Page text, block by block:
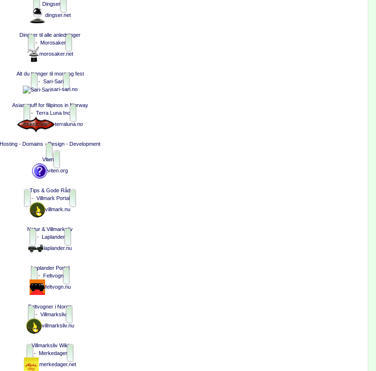
Dingser
dingser.net
Dingser til alle anledninger
- Morosaker
morosaker.net
Alt du trenger til moro og fest
- Sari-Sari
sari-sari.no
Asian stuff for filipinos in Norway
- Terra Luna Inc
terraluna.no
Hosting - Domains - Design - Development
Viten
viten.org
Tips & Gode Råd
- Villmark Portal
villmark.nu
Natur & Villmarksliv
-
Laplander
laplander.nu
Laplander Portal
-
Feltvogn
feltvogn.nu
Feltvogner i Norge
- Villmarksliv
villmarksliv.nu
Villmarksliv Wiki
- Merkedager
merkedager.net